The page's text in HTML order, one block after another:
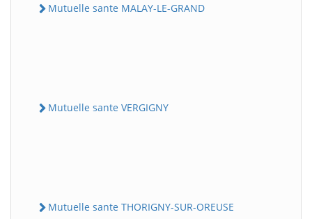
Mutuelle sante MALAY-LE-GRAND
Mutuelle sante VERGIGNY
Mutuelle sante THORIGNY-SUR-OREUSE